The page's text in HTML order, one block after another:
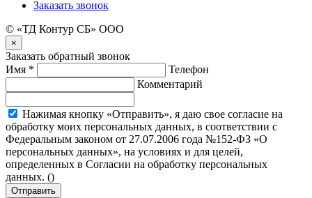
Заказать звонок
© «ТД Контур СБ» ООО
×
Заказать обратный звонок
Имя *
Телефон
Комментарий
Нажимая кнопку «Отправить», я даю свое согласие на
обработку моих персональных данных, в соответствии с
Федеральным законом от 27.07.2006 года №152-ФЗ «О
персональных данных», на условиях и для целей,
определенных в Согласии на обработку персональных
данных. ()
Отправить